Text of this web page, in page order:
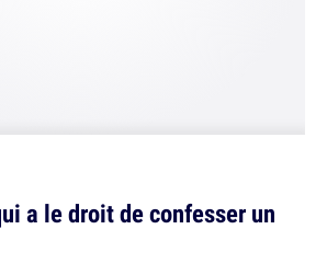
a le droit de confesser un